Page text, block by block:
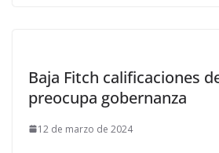
Baja Fitch calificaciones
preocupa gobernanza
12 de marzo de 2024